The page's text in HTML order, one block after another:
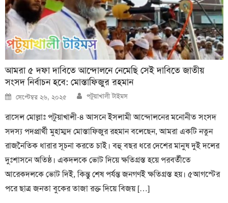
আমরা ৫ দফা দাবিতে আন্দোলনে নেমেছি সেই দাবিতে জাতীয়
সংসদ নির্বাচন হবে: মোস্তাফিজুর রহমান
Posted
on
সেপ্টেম্বর ২৬, ২০২৫ Author
পটুয়াখালী টাইমস
রাসেল মোল্লাঃ পটুয়াখালী-৪ আসনে ইসলামী আন্দোলনের মনোনীত সংসদ
সদস্য পদপ্রার্থী মুহাম্মদ মোস্তাফিজুর রহমান বলেছেন, আমরা একটি নতুন
রাজনৈতিক ধারার সূচনা করতে চাই। বহু বছর ধরে দেশের মানুষ দুই দলের
দুঃশাসনে অতিষ্ঠ। একদলকে ভোট দিয়ে ক্ষতিগ্রস্ত হয়ে পরবর্তীতে
আরেকদলকে ভোট দিই, কিন্তু শেষ পর্যন্ত জনগণই ক্ষতিগ্রস্ত হয়। ৫আগস্টের
পরে ছাত্র জনতা বুকের তাজা রক্ত দিয়ে বিজয় […]